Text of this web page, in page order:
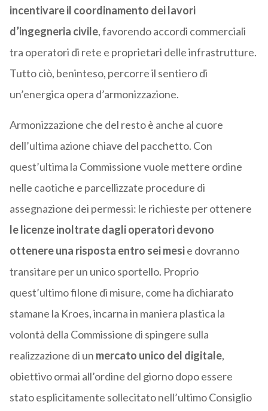
incentivare il coordinamento dei lavori
d’ingegneria civile, favorendo accordi commerciali
tra operatori di rete e proprietari delle infrastrutture.
Tutto ciò, beninteso, percorre il sentiero di
un’energica opera d’armonizzazione.
Armonizzazione che del resto è anche al cuore
dell’ultima azione chiave del pacchetto. Con
quest’ultima la Commissione vuole mettere ordine
nelle caotiche e parcellizzate procedure di
assegnazione dei permessi: le richieste per ottenere
le licenze inoltrate dagli operatori devono
ottenere una risposta entro sei mesie dovranno
transitare per un unico sportello. Proprio
quest’ultimo filone di misure, come ha dichiarato
stamane la Kroes, incarna in maniera plastica la
volontà della Commissione di spingere sulla
realizzazione di un mercato unico del digitale,
obiettivo ormai all’ordine del giorno dopo essere
stato esplicitamente sollecitato nell’ultimo Consiglio